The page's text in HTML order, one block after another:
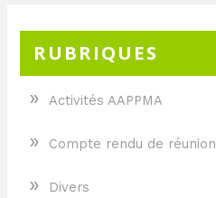
RUBRIQUES
» Activités AAPPMA
» Compte rendu de réunion
» Divers